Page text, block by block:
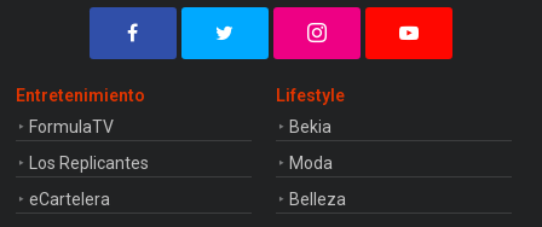
Entretenimiento
FormulaTV
Los Replicantes
eCartelera
Lifestyle
Bekia
Moda
Belleza